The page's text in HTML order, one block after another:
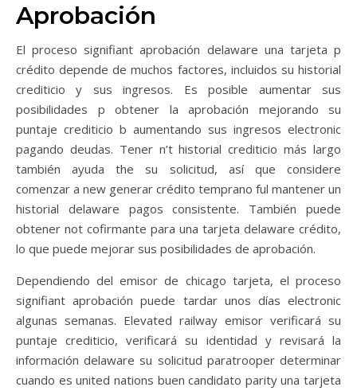
Aprobación
El proceso signifiant aprobación delaware una tarjeta p
crédito depende de muchos factores, incluidos su historial
crediticio y sus ingresos. Es posible aumentar sus
posibilidades p obtener la aprobación mejorando su
puntaje crediticio b aumentando sus ingresos electronic
pagando deudas. Tener n’t historial crediticio más largo
también ayuda the su solicitud, así que considere
comenzar a new generar crédito temprano ful mantener un
historial delaware pagos consistente. También puede
obtener not cofirmante para una tarjeta delaware crédito,
lo que puede mejorar sus posibilidades de aprobación.
Dependiendo del emisor de chicago tarjeta, el proceso
signifiant aprobación puede tardar unos días electronic
algunas semanas. Elevated railway emisor verificará su
puntaje crediticio, verificará su identidad y revisará la
información delaware su solicitud paratrooper determinar
cuando es united nations buen candidato parity una tarjeta